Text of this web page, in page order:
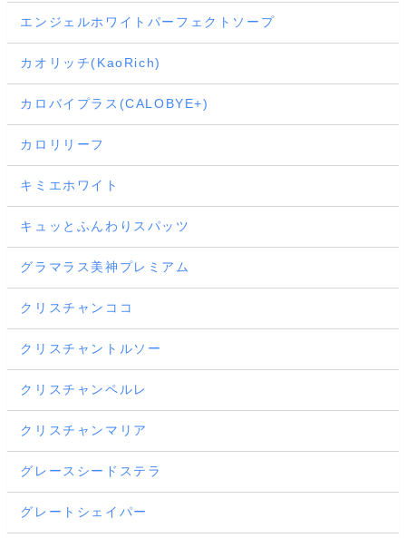
エンジェルホワイトパーフェクトソープ
カオリッチ(KaoRich)
カロバイプラス(CALOBYE+)
カロリリーフ
キミエホワイト
キュッとふんわりスパッツ
グラマラス美神プレミアム
クリスチャンココ
クリスチャントルソー
クリスチャンペルレ
クリスチャンマリア
グレースシードステラ
グレートシェイパー